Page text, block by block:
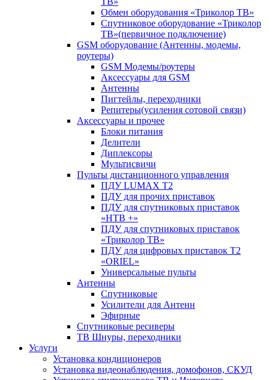
Обмен оборудования «Триколор ТВ»
Спутниковое оборудование «Триколор
ТВ»(первичное подключение)
GSM оборудование (Антенны, модемы,
роутеры)
GSM Модемы/роутеры
Аксессуары для GSM
Антенны
Пигтейлы, переходники
Репитеры(усиления сотовой связи)
Аксессуары и прочее
Блоки питания
Делители
Диплексоры
Мультисвичи
Пульты дистанционного управления
ПДУ LUMAX Т2
ПДУ для прочих приставок
ПДУ для спутниковых приставок
«НТВ +»
ПДУ для спутниковых приставок
«Триколор ТВ»
ПДУ для цифровых приставок Т2
«ORIEL»
Универсальные пульты
Антенны
Спутниковые
Усилители для Антенн
Эфирные
Спутниковые ресиверы
ТВ Шнуры, переходники
Услуги
Установка кондиционеров
Установка видеонаблюдения, домофонов, СКУД